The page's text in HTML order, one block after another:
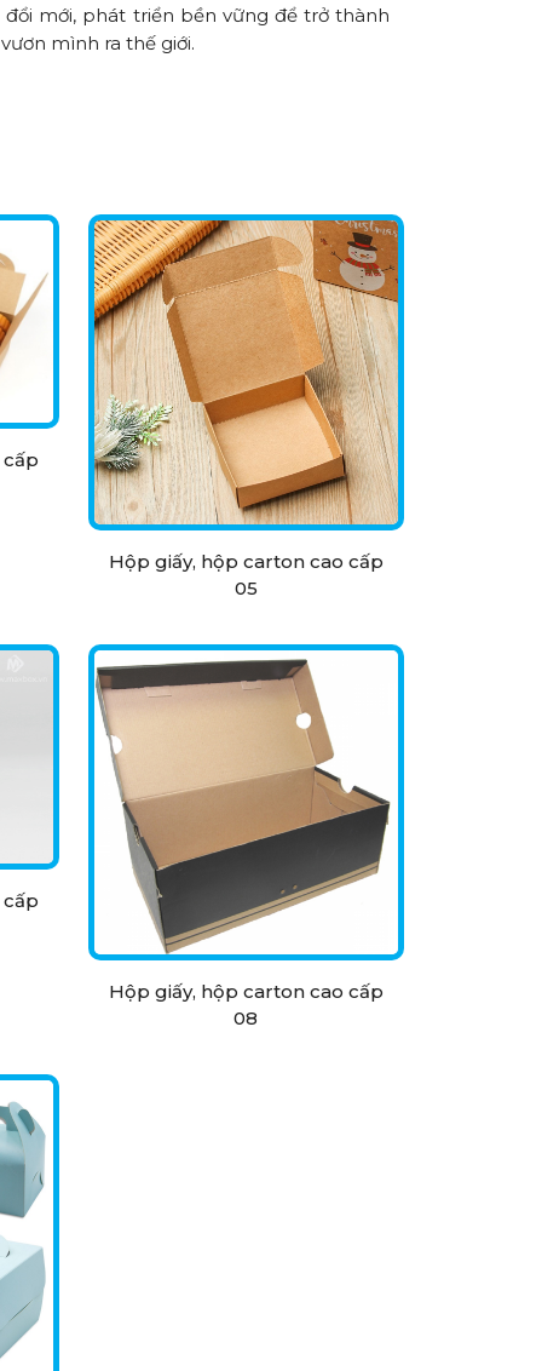
mới, phát triển bền vững để trở thành
mình ra thế giới.
Hộp giấy, hộp carton cao cấp
05
Hộp giấy, hộp carton cao cấp
08